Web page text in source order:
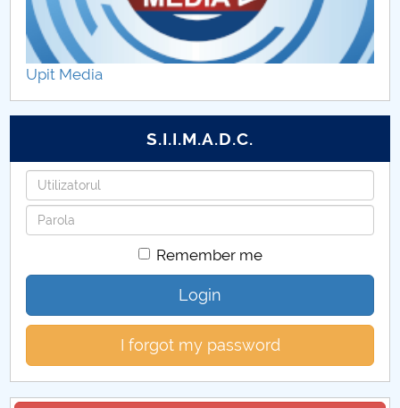
Decontari FECC (CUP)
Tabere studențești FECC (CUP)
Upit Media
S.I.I.M.A.D.C.
Username
Password
Remember me
Login
I forgot my password